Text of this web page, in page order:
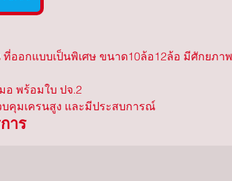
ออกแบบเป็นพิเศษ ขนาด10ล้อ12ล้อ มีศักยภา
อ พร้อมใบ ปจ.2
คุมเครนสูง และมีประสบการณ์
าร